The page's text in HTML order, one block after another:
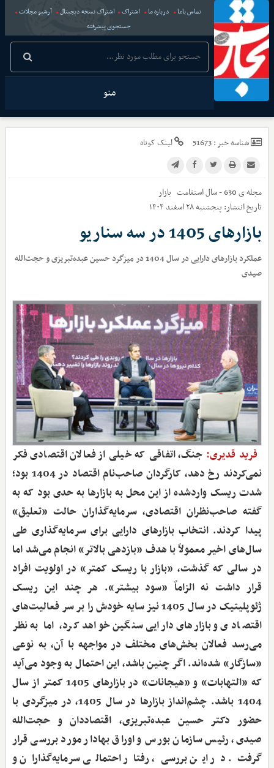
تماس باما درباره ما اشتراک اشتراک نسخه دیجیتال
آرشیو مجلات
جستجوی پیشرفته
منو
شناسه خبر :51673 لینک کوتاه
مجله ی 630 - سال استقامت
بازار
تاریخ انتشار: پنجشنبه ۲۸ اسفند ۱۴۰۴
بازارهای 1405 در سه سناریو
عملکرد بازارهای دارایی در سال 1404 در میزگرد حسین عبده‌تبریزی و حجت‌الله
صیدی
فرید قدیری:جنگ، اتفاقی که خیلی از فعالان اقتصادی فکر
نمی‌کردند رخ دهد، کارگردان صاحب‌نام اقتصاد در 1404 بود؛
شدت ریسک واردشده از این محل به بازارها به حدی بود که به
گفته صاحب‌نظران اقتصادی، سرمایه‌گذاران حالت «تعلیق»
پیدا کردند. انتخاب بازارهای دارایی برای سرمایه‌گذاری طی
سال‌های اخیر معمولاً با هدف «بازدهی بالاتر» انجام می‌شد اما
در سالی که گذشت، «بازار با ریسک کمتر» در اولویت افراد
قرار داشت نه الزاماً «سود بیشتر». هر چند این ریسک
ژئوپلیتیک در سال 1405 نیز سایه خودش را بر سر فعالیت‌های
اقتصادی و بازارهای دارایی سنگین خواهد کرد، اما به نظر
می‌رسد فعالان بخش‌های مختلف در مواجهه با آن، به نوعی
«سازگار» شده‌اند. اگر چنین باشد، این احتمال به‌ وجود می‌آید
که «التهابات» و «هیجانات» در بازارهای 1405 کمتر از سال
1404 باشد. چشم‌انداز بازارها در سال 1405، در میزگردی با
حضور دکتر حسین عبده‌تبریزی، اقتصاددان و حجت‌الله
صیدی، رئیس سازمان بورس و اوراق بهادار مورد بررسی قرار
گرفت. در این بررسی، رفتار احتمالی سرمایه‌گذاران و